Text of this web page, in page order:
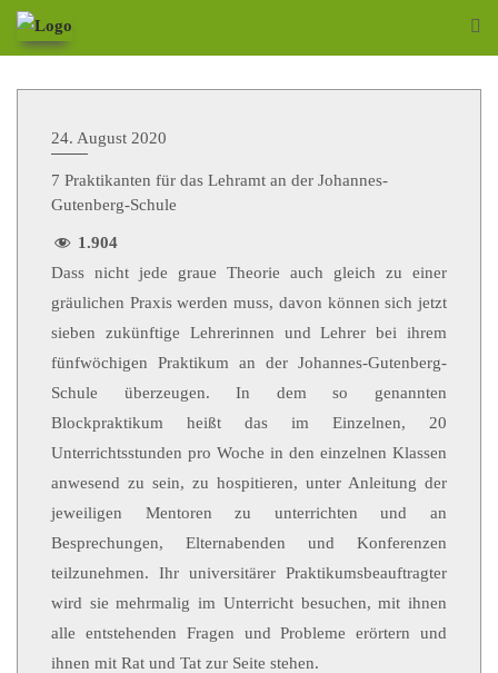
24. August 2020
7 Praktikanten für das Lehramt an der Johannes-
Gutenberg-Schule
1.904
Dass nicht jede graue Theorie auch gleich zu einer
gräulichen Praxis werden muss, davon können sich jetzt
sieben zukünftige Lehrerinnen und Lehrer bei ihrem
fünfwöchigen Praktikum an der Johannes-Gutenberg-
Schule überzeugen. In dem so genannten
Blockpraktikum heißt das im Einzelnen, 20
Unterrichtsstunden pro Woche in den einzelnen Klassen
anwesend zu sein, zu hospitieren, unter Anleitung der
jeweiligen Mentoren zu unterrichten und an
Besprechungen, Elternabenden und Konferenzen
teilzunehmen. Ihr universitärer Praktikumsbeauftragter
wird sie mehrmalig im Unterricht besuchen, mit ihnen
alle entstehenden Fragen und Probleme erörtern und
ihnen mit Rat und Tat zur Seite stehen.